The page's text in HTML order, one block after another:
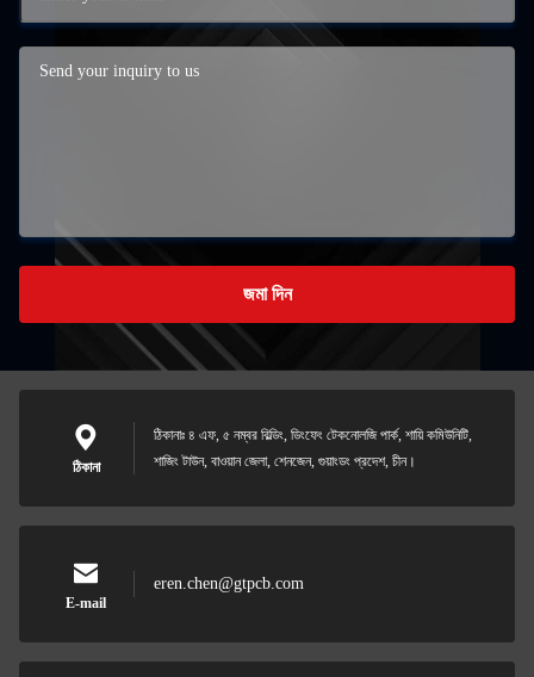
জমা দিন
ঠিকানা
ঠিকানাঃ ৪ এফ, ৫ নম্বর বিল্ডিং, ডিংফেং টেকনোলজি পার্ক, শায়ি কমিউনিটি,
শাজিং টাউন, বাওয়ান জেলা, শেনজেন, গুয়াংডং প্রদেশ, চীন।
E-mail
eren.chen@gtpcb.com